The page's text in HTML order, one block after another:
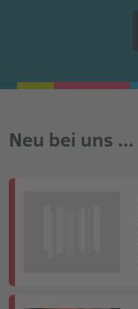
Neu bei uns ...